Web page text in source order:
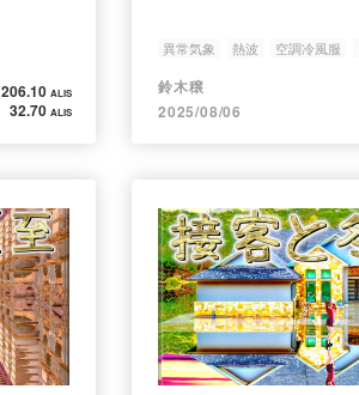
206.10 ALIS
32.70 ALIS
異常気象 熱波 空調冷風服
鈴木穣
2025/08/06